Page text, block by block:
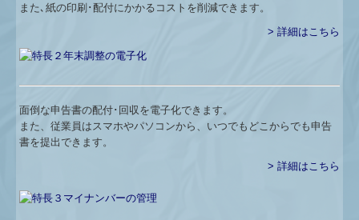
戦略財務情報システム
戦略販売・購買情報システム
建設業用会計情報DB
また､紙の印刷･配付にかかるコストを削減できます。
> 詳細はこちら
面倒な申告書の配付･回収を電子化できます。
また、従業員はスマホやパソコンから、いつでもどこからでも申告
書を提出できます。
> 詳細はこちら